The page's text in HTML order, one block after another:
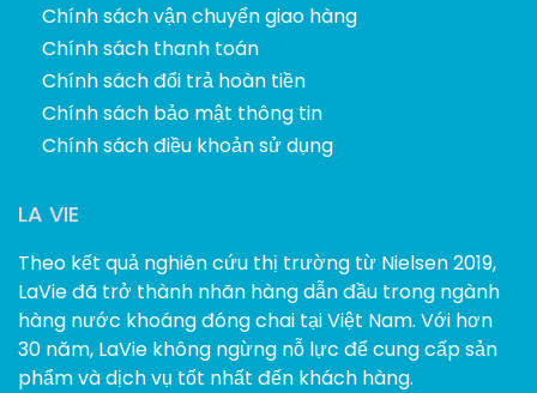
Chính sách vận chuyển giao hàng
Chính sách thanh toán
Chính sách đổi trả hoàn tiền
Chính sách bảo mật thông tin
Chính sách điều khoản sử dụng
LA VIE
Theo kết quả nghiên cứu thị trường từ Nielsen 2019,
LaVie đã trở thành nhãn hàng dẫn đầu trong ngành
hàng nước khoáng đóng chai tại Việt Nam. Với hơn
30 năm, LaVie không ngừng nỗ lực để cung cấp sản
phẩm và dịch vụ tốt nhất đến khách hàng.